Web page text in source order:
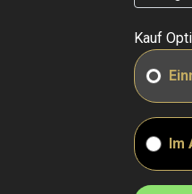
Kauf
Im